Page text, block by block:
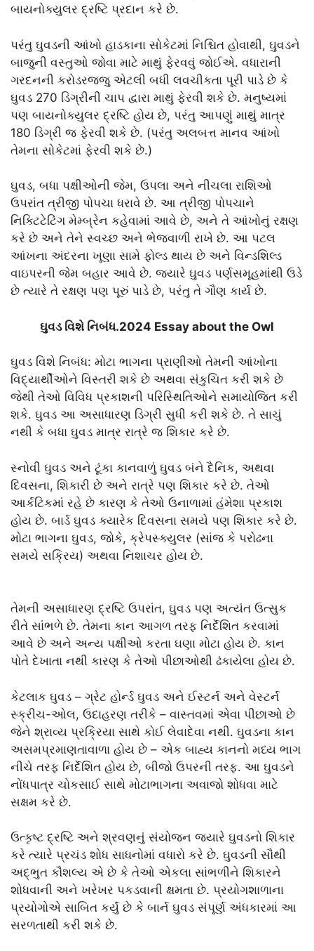
બાયનોક્યુલર દ્રષ્ટિ પ્રદાન કરે છે.
પરંતુ ઘુવડની આંખો હાડકાના સોકેટમાં નિશ્ચિત હોવાથી, ઘુવડને
બાજુની વસ્તુઓ જોવા માટે માથું ફેરવવું જોઈએ. વધારાની
ગરદનની કરોડરજ્જુ એટલી બધી લવચીકતા પૂરી પાડે છે કે
ઘુવડ 270 ડિગ્રીની ચાપ દ્વારા માથું ફેરવી શકે છે. મનુષ્યમાં
પણ બાયનોક્યુલર દ્રષ્ટિ હોય છે, પરંતુ આપણું માથું માત્ર
180 ડિગ્રી જ ફેરવી શકે છે. (પરંતુ અલબત્ત માનવ આંખો
તેમના સોકેટમાં ફેરવી શકે છે.)
ઘુવડ, બધા પક્ષીઓની જેમ, ઉપલા અને નીચલા રાશિઓ
ઉપરાંત ત્રીજી પોપચા ધરાવે છે. આ ત્રીજી પોપચાને
નિક્ટિટેટિંગ મેમ્બ્રેન કહેવામાં આવે છે, અને તે આંખોનું રક્ષણ
કરે છે અને તેને સ્વચ્છ અને ભેજવાળી રાખે છે. આ પટલ
આંખના અંદરના ખૂણા સામે ફોલ્ડ થાય છે અને વિન્ડશિલ્ડ
વાઇપરની જેમ બહાર આવે છે. જ્યારે ઘુવડ પર્ણસમૂહમાંથી ઉડે
છે ત્યારે તે રક્ષણ પણ પૂરું પાડે છે, પરંતુ તે ગૌણ કાર્ય છે.
ઘુવડ વિશે નિબંધ.2024 Essay about the Owl
ઘુવડ વિશે નિબંધ: મોટા ભાગના પ્રાણીઓ તેમની આંખોના
વિદ્યાર્થીઓને વિસ્તરી શકે છે અથવા સંકુચિત કરી શકે છે
જેથી તેઓ વિવિધ પ્રકાશની પરિસ્થિતિઓને સમાયોજિત કરી
શકે. ઘુવડ આ અસાધારણ ડિગ્રી સુધી કરી શકે છે. તે સાચું
નથી કે બધા ઘુવડ માત્ર રાત્રે જ શિકાર કરે છે.
સ્નોવી ઘુવડ અને ટૂંકા કાનવાળું ઘુવડ બંને દૈનિક, અથવા
દિવસના, શિકારી છે અને રાત્રે પણ શિકાર કરે છે. તેઓ
આર્કટિકમાં રહે છે કારણ કે તેઓ ઉનાળામાં હંમેશા પ્રકાશ
હોય છે. બાર્ડ ઘુવડ ક્યારેક દિવસના સમયે પણ શિકાર કરે છે.
મોટા ભાગના ઘુવડ, જોકે, ક્રેપસ્ક્યુલર (સાંજ કે પરોઢના
સમયે સક્રિય) અથવા નિશાચર હોય છે.
તેમની અસાધારણ દ્રષ્ટિ ઉપરાંત, ઘુવડ પણ અત્યંત ઉત્સુક
રીતે સાંભળે છે. તેમના કાન આગળ તરફ નિર્દેશિત કરવામાં
આવે છે અને અન્ય પક્ષીઓ કરતા ઘણા મોટા હોય છે. કાન
પોતે દેખાતા નથી કારણ કે તેઓ પીછાઓથી ઢંકાયેલા હોય છે.
કેટલાક ઘુવડ – ગ્રેટ હોર્ન્ડ ઘુવડ અને ઈસ્ટર્ન અને વેસ્ટર્ન
સ્ક્રીચ-ઓલ, ઉદાહરણ તરીકે – વાસ્તવમાં એવા પીછાઓ છે
જેને શ્રાવ્ય પ્રક્રિયા સાથે કોઈ લેવાદેવા નથી. ઘુવડના કાન
અસમપ્રમાણતાવાળા હોય છે – એક બાહ્ય કાનનો મધ્ય ભાગ
નીચે તરફ નિર્દેશિત હોય છે, બીજો ઉપરની તરફ. આ ઘુવડને
નોંધપાત્ર ચોકસાઈ સાથે મોટાભાગના અવાજો શોધવા માટે
સક્ષમ કરે છે.
ઉત્કૃષ્ટ દ્રષ્ટિ અને શ્રવણનું સંયોજન જ્યારે ઘુવડનો શિકાર
કરે ત્યારે પ્રચંડ શોધ સાધનોમાં વધારો કરે છે. ઘુવડની સૌથી
અદ્ભુત કૌશલ્ય એ છે કે તેઓ એકલા સાંભળીને શિકારને
શોધવાની અને ખરેખર પકડવાની ક્ષમતા છે. પ્રયોગશાળાના
પ્રયોગોએ સાબિત કર્યું છે કે બાર્ન ઘુવડ સંપૂર્ણ અંધકારમાં આ
સરળતાથી કરી શકે છે.